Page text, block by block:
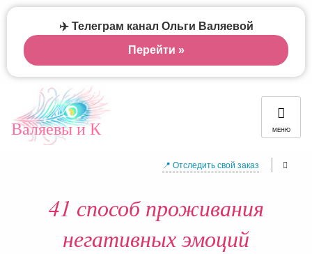
Валяевы и К МЕНЮ
📍 Отследить свой заказ
41 способ проживания
негативных эмоций
✈️ Телеграм канал Ольги Валяевой
Перейти »